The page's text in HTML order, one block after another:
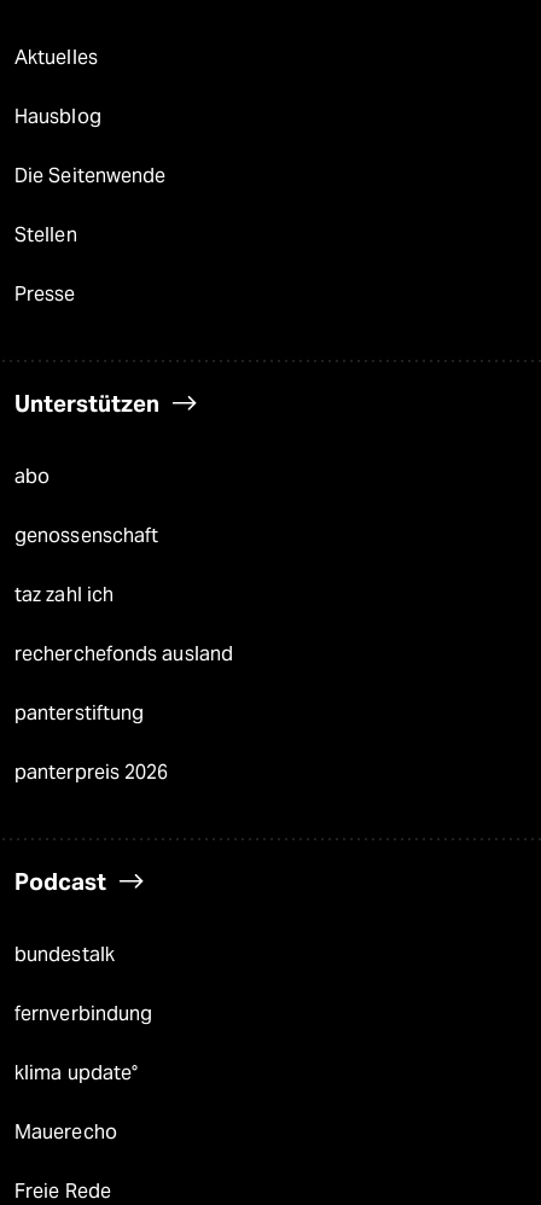
Aktuelles
Hausblog
Die Seitenwende
Stellen
Presse
Unterstützen
abo
genossenschaft
taz zahl ich
recherchefonds ausland
panterstiftung
panterpreis 2026
Podcast
bundestalk
fernverbindung
klima update°
Mauerecho
Freie Rede